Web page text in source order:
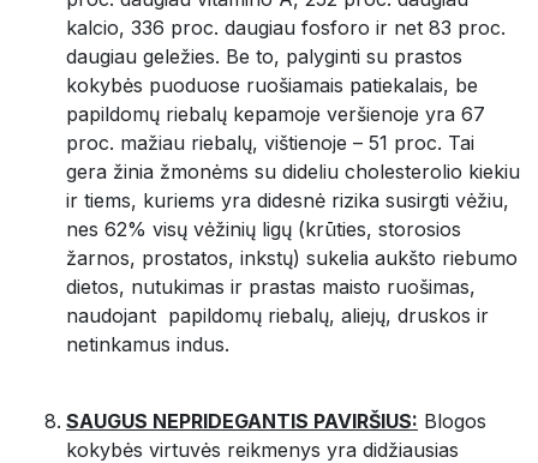
kalcio, 336 proc. daugiau fosforo ir net 83 proc.
daugiau geležies. Be to, palyginti su prastos
kokybės puoduose ruošiamais patiekalais, be
papildomų riebalų kepamoje veršienoje yra 67
proc. mažiau riebalų, vištienoje – 51 proc. Tai
gera žinia žmonėms su dideliu cholesterolio kiekiu
ir tiems, kuriems yra didesnė rizika susirgti vėžiu,
nes 62% visų vėžinių ligų (krūties, storosios
žarnos, prostatos, inkstų) sukelia aukšto riebumo
dietos, nutukimas ir prastas maisto ruošimas,
naudojant papildomų riebalų, aliejų, druskos ir
netinkamus indus.
SAUGUS NEPRIDEGANTIS PAVIRŠIUS: Blogos
kokybės virtuvės reikmenys yra didžiausias